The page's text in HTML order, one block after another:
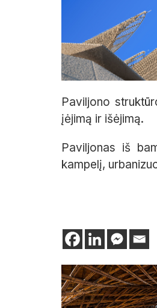
Paviljono
įėjimą ir išėjimą.
Paviljonas iš
kampelį,